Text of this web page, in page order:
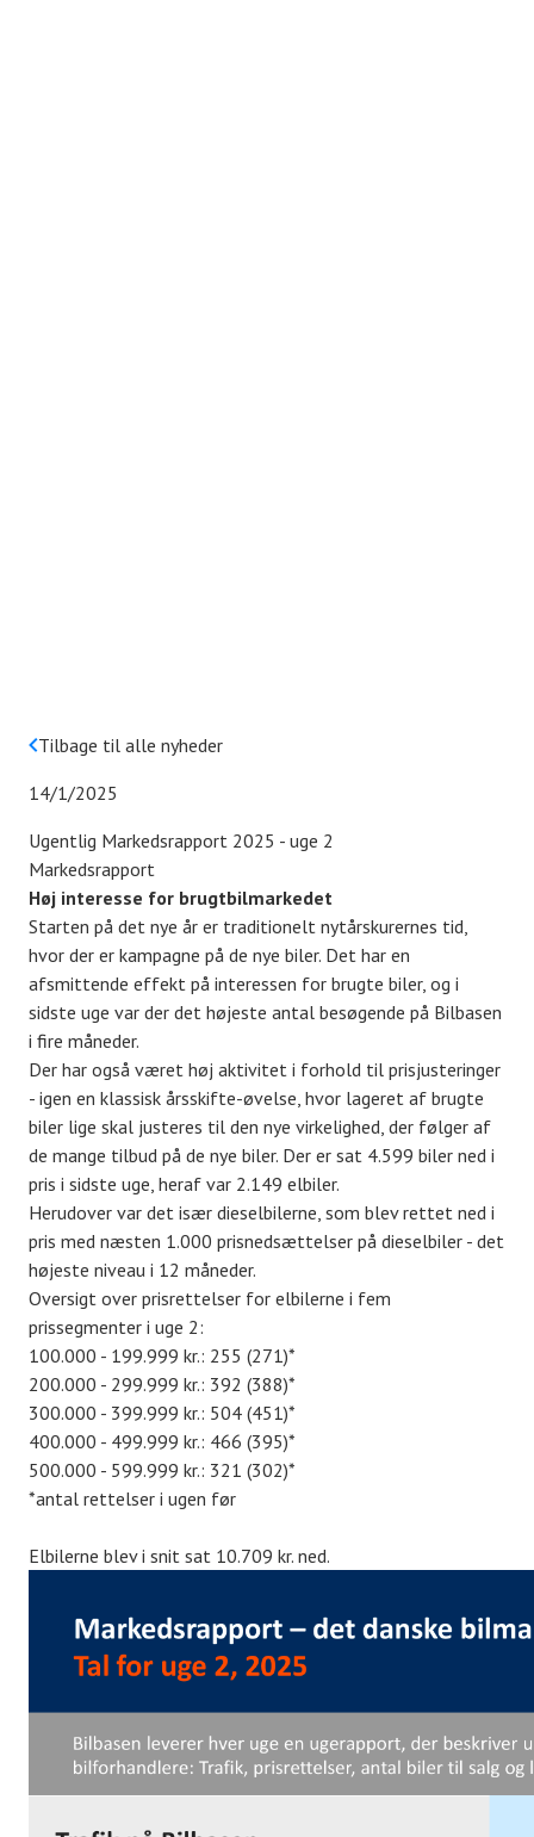
Tilbage til alle nyheder
14/1/2025
Ugentlig Markedsrapport 2025 - uge 2
Markedsrapport
Høj interesse for brugtbilmarkedet
Starten på det nye år er traditionelt nytårskurernes tid,
hvor der er kampagne på de nye biler. Det har en
afsmittende effekt på interessen for brugte biler, og i
sidste uge var der det højeste antal besøgende på Bilbasen
i fire måneder.
Der har også været høj aktivitet i forhold til prisjusteringer
- igen en klassisk årsskifte-øvelse, hvor lageret af brugte
biler lige skal justeres til den nye virkelighed, der følger af
de mange tilbud på de nye biler. Der er sat 4.599 biler ned i
pris i sidste uge, heraf var 2.149 elbiler.
Herudover var det især dieselbilerne, som blev rettet ned i
pris med næsten 1.000 prisnedsættelser på dieselbiler - det
højeste niveau i 12 måneder.
Oversigt over prisrettelser for elbilerne i fem
prissegmenter i uge 2:
100.000 - 199.999 kr.: 255 (271)*
200.000 - 299.999 kr.: 392 (388)*
300.000 - 399.999 kr.: 504 (451)*
400.000 - 499.999 kr.: 466 (395)*
500.000 - 599.999 kr.: 321 (302)*
*antal rettelser i ugen før
Elbilerne blev i snit sat 10.709 kr. ned.